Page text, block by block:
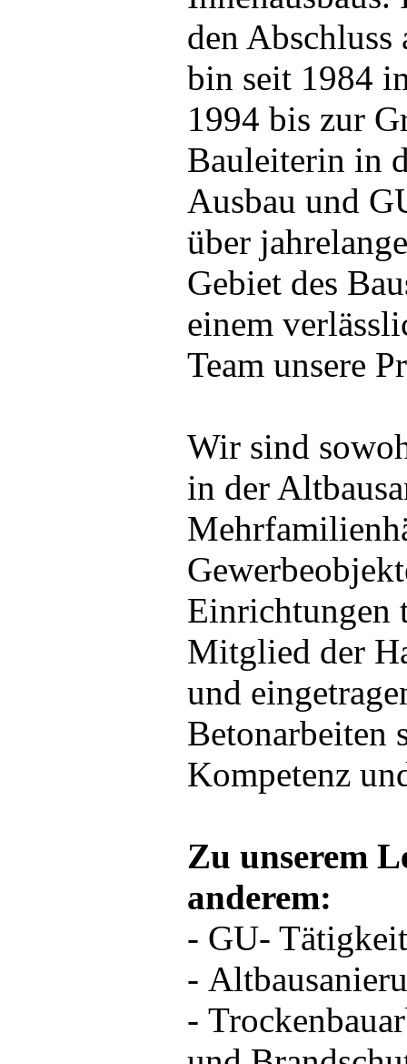
den
bin seit 1984
1994 bis zur
Bauleiterin in
Ausbau und
über
Gebiet des
einem
Team unsere
Wir sind
in der
Einrichtungen
Mitglied der
und
Betonarbeiten
Kompetenz
Zu unserem
anderem:
- GU-
-
-